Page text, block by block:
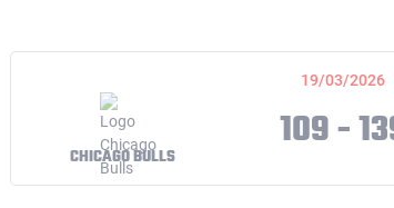
19/03/2026
CHICAGO BULLS 109 -